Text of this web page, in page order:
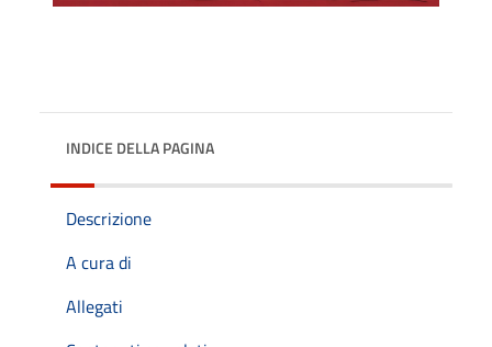
INDICE DELLA PAGINA
Descrizione
A cura di
Allegati